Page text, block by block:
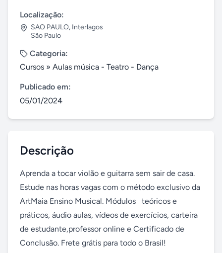
Localização:
SAO PAULO, Interlagos
São Paulo
Categoria:
Cursos » Aulas música - Teatro - Dança
Publicado em:
05/01/2024
Descrição
Aprenda a tocar violão e guitarra sem sair de casa.
Estude nas horas vagas com o método exclusivo da
ArtMaia Ensino Musical. Módulos   teóricos e
práticos, áudio aulas, vídeos de exercícios, carteira
de estudante,professor online e Certificado de
Conclusão. Frete grátis para todo o Brasil!